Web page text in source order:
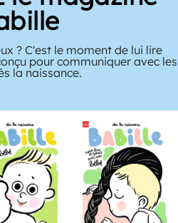
? C'est le moment de lui lire
pour communiquer avec les
la naissance.